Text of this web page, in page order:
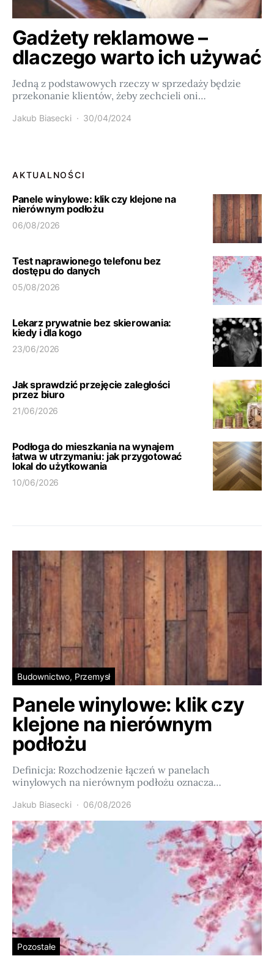
Gadżety reklamowe –
dlaczego warto ich używać
Jedną z podstawowych rzeczy w sprzedaży będzie
przekonanie klientów, żeby zechcieli oni…
Jakub Biasecki 30/04/2024
AKTUALNOŚCI
Panele winylowe: klik czy klejone na
nierównym podłożu
06/08/2026
Test naprawionego telefonu bez
dostępu do danych
05/08/2026
Lekarz prywatnie bez skierowania:
kiedy i dla kogo
23/06/2026
Jak sprawdzić przejęcie zaległości
przez biuro
21/06/2026
Podłoga do mieszkania na wynajem
łatwa w utrzymaniu: jak przygotować
lokal do użytkowania
10/06/2026
Budownictwo, Przemysł
Panele winylowe: klik czy
klejone na nierównym
podłożu
Definicja: Rozchodzenie łączeń w panelach
winylowych na nierównym podłożu oznacza…
Jakub Biasecki 06/08/2026
Pozostałe